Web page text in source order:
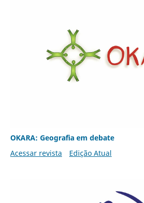
OKARA: Geografia em debate
Acessar revista
Edição Atual